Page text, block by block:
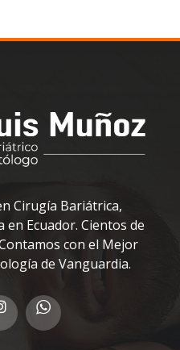
Cirugía Bariátrica,
Ecuador. Cientos de
con el Mejor
de Vanguardia.